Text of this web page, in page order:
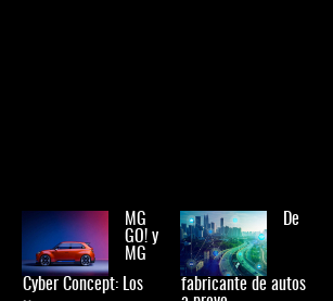
MG
GO! y
MG
Cyber Concept: Los
De
fabricante de autos